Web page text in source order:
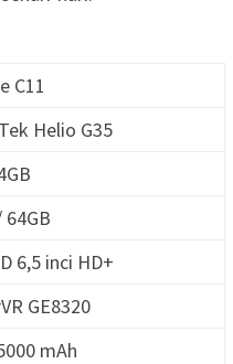
C11
Helio G35
64GB
6,5 inci HD+
GE8320
mAh